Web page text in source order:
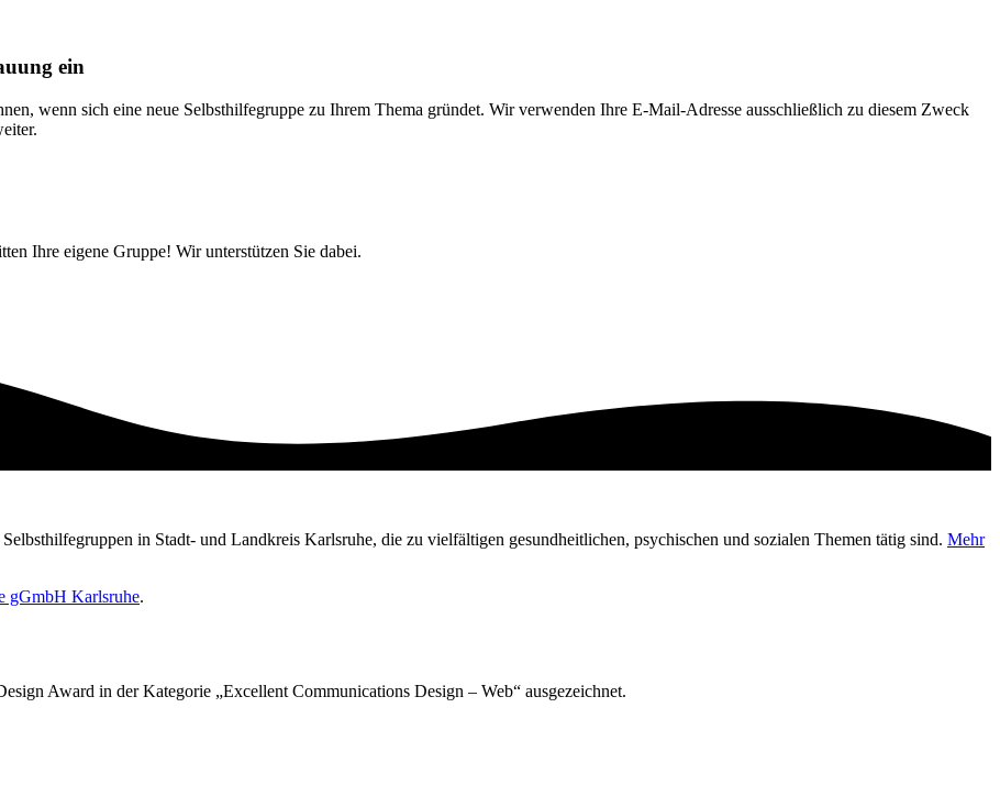
ein
wenn sich eine neue Selbsthilfegruppe zu Ihrem Thema gründet. Wir verwenden Ihre E-Mail-Adresse ausschließlich zu diesem Zweck
Ihre eigene Gruppe! Wir unterstützen Sie dabei.
in Stadt- und Landkreis Karlsruhe, die zu vielfältigen gesundheitlichen, psychischen und sozialen Themen tätig sind. Mehr
gGmbH Karlsruhe.
Award in der Kategorie „Excellent Communications Design – Web“ ausgezeichnet.